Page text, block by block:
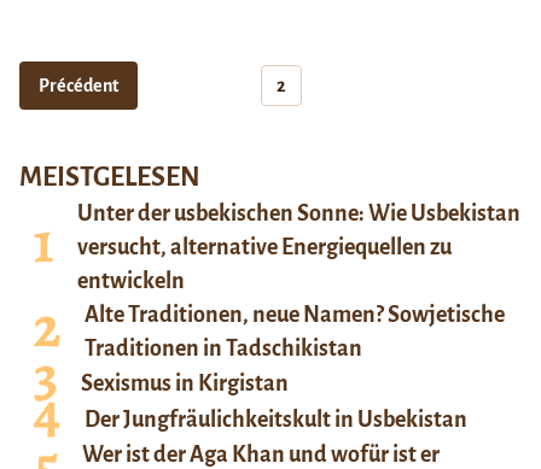
Précédent 2
MEISTGELESEN
Unter der usbekischen Sonne: Wie Usbekistan
versucht, alternative Energiequellen zu
entwickeln
Alte Traditionen, neue Namen? Sowjetische
Traditionen in Tadschikistan
Sexismus in Kirgistan
Der Jungfräulichkeitskult in Usbekistan
Wer ist der Aga Khan und wofür ist er